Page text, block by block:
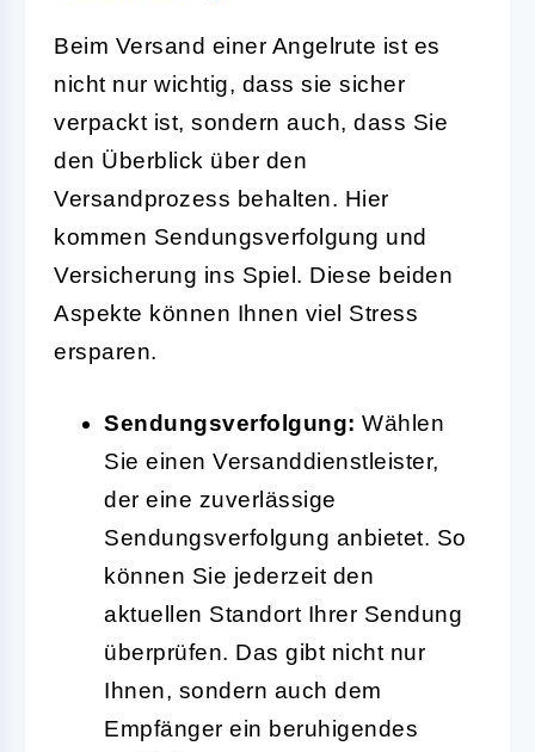
Beim Versand einer Angelrute ist es
nicht nur wichtig, dass sie sicher
verpackt ist, sondern auch, dass Sie
den Überblick über den
Versandprozess behalten. Hier
kommen Sendungsverfolgung und
Versicherung ins Spiel. Diese beiden
Aspekte können Ihnen viel Stress
ersparen.
Sendungsverfolgung: Wählen
Sie einen Versanddienstleister,
der eine zuverlässige
Sendungsverfolgung anbietet. So
können Sie jederzeit den
aktuellen Standort Ihrer Sendung
überprüfen. Das gibt nicht nur
Ihnen, sondern auch dem
Empfänger ein beruhigendes